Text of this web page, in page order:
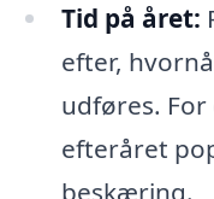
Tid på året:
efter,
udføres.
efteråret